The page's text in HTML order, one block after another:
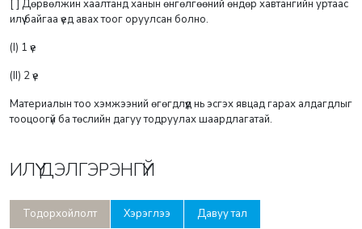
[ ] Дөрвөлжин хаалтанд ханын өнгөлгөөний өндөр хавтангийн уртаас
илүү байгаа үед авах тоог оруулсан болно.
(I) 1 үе
(II) 2 үе
Материалын тоо хэмжээний өгөгдлүүд нь эсгэх явцад гарах алдагдлыг
тооцоогүй ба төслийн дагуу тодруулах шаардлагатай.
ИЛҮҮ ДЭЛГЭРЭНГҮЙ
Тодорхойлолт Хэрэглээ Давуу тал